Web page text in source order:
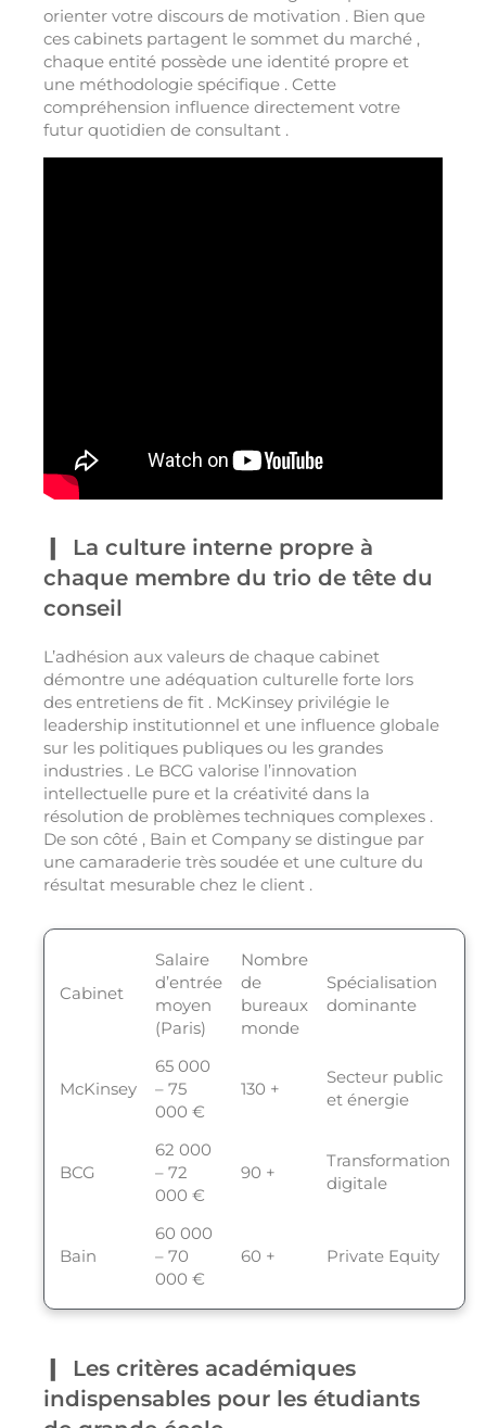
orienter votre discours de motivation . Bien que
ces cabinets partagent le sommet du marché ,
chaque entité possède une identité propre et
une méthodologie spécifique . Cette
compréhension influence directement votre
futur quotidien de consultant .
La culture interne propre à
chaque membre du trio de tête du
conseil
L’adhésion aux valeurs de chaque cabinet
démontre une adéquation culturelle forte lors
des entretiens de fit . McKinsey privilégie le
leadership institutionnel et une influence globale
sur les politiques publiques ou les grandes
industries . Le BCG valorise l’innovation
intellectuelle pure et la créativité dans la
résolution de problèmes techniques complexes .
De son côté , Bain et Company se distingue par
une camaraderie très soudée et une culture du
résultat mesurable chez le client .
Cabinet
Salaire
d’entrée
moyen
(Paris)
Nombre
de
bureaux
monde
Spécialisation
dominante
McKinsey
65 000
– 75
000 €
130 +
Secteur public
et énergie
BCG
62 000
– 72
000 €
90 +
Transformation
digitale
Bain
60 000
– 70
000 €
60 + Private Equity
Les critères académiques
indispensables pour les étudiants